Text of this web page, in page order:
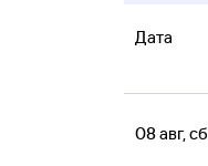
Дата
08 авг, сб